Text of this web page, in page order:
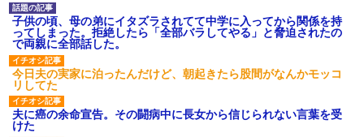
子供の頃、母の弟にイタズラされてて中学に入ってから関係を持
ってしまった。拒絶したら「全部バラしてやる」と脅迫されたの
で両親に全部話した。
今日夫の実家に泊ったんだけど、朝起きたら股間がなんかモッコ
リしてた
夫に癌の余命宣告。その闘病中に長女から信じられない言葉を受
けた